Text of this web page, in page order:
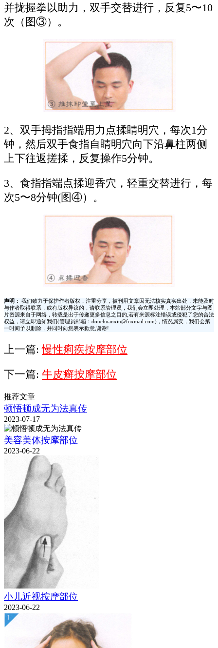
并拢握拳以助力，双手交替进行，反复5〜10
次（图③）。
2、双手拇指指端用力点揉睛明穴，每次1分
钟，然后双手食指自睛明穴向下沿鼻柱两侧
上下往返搓揉，反复操作5分钟。
3、食指指端点揉迎香穴，轻重交替进行，每
次5〜8分钟(图④）。
声明：
我们致力于保护作者版权，注重分享，被刊用文章因无法核实真实出处，未能及时
与作者取得联系，或有版权异议的，请联系管理员，我们会立即处理，本站部分文字与图
片资源来自于网络，转载是出于传递更多信息之目的,若有来源标注错误或侵犯了您的合法
权益，请立即通知我们(管理员邮箱：douchuanxin@foxmail.com)，情况属实，我们会第
一时间予以删除，并同时向您表示歉意,谢谢!
上一篇: 慢性痢疾按摩部位
下一篇: 牛皮癣按摩部位
推荐文章
顿悟顿成无为法真传
2023-07-17
美容美体按摩部位
2023-06-22
小儿近视按摩部位
2023-06-22